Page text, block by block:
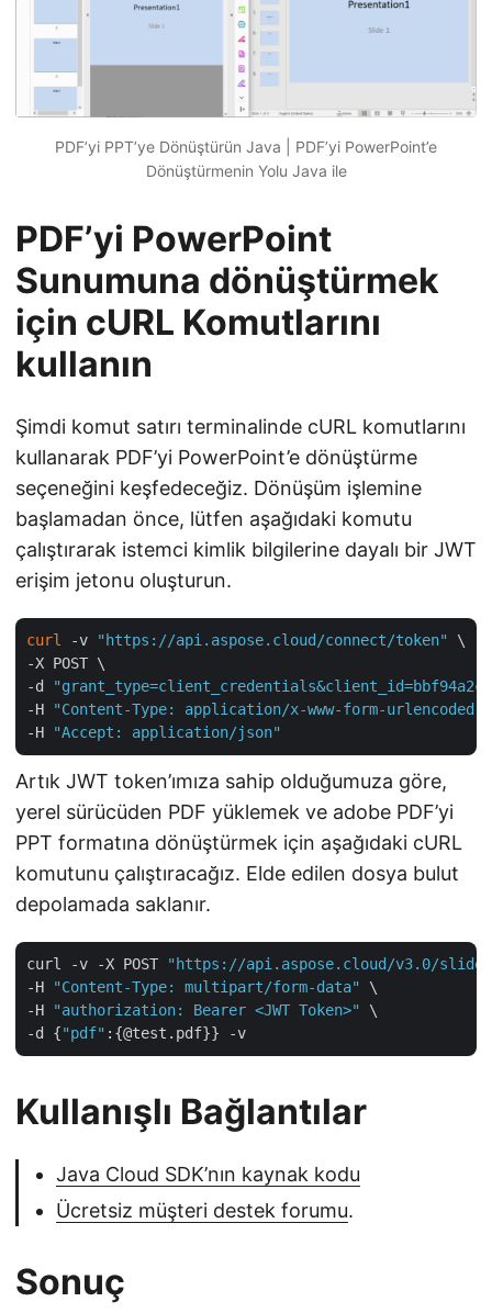
PDF’yi PPT’ye Dönüştürün Java | PDF’yi PowerPoint’e
Dönüştürmenin Yolu Java ile
PDF’yi PowerPoint
Sunumuna dönüştürmek
için cURL Komutlarını
kullanın
Şimdi komut satırı terminalinde cURL komutlarını
kullanarak PDF’yi PowerPoint’e dönüştürme
seçeneğini keşfedeceğiz. Dönüşüm işlemine
başlamadan önce, lütfen aşağıdaki komutu
çalıştırarak istemci kimlik bilgilerine dayalı bir JWT
erişim jetonu oluşturun.
curl -v "https://api.aspose.cloud/connect/token"
\
-X POST \
-d
"grant_type=client_credentials&client_id=bbf94a2c-
-H
"Content-Type: application/x-www-form-urlencoded"
-H
"Accept: application/json"
Artık JWT token’ımıza sahip olduğumuza göre,
yerel sürücüden PDF yüklemek ve adobe PDF’yi
PPT formatına dönüştürmek için aşağıdaki cURL
komutunu çalıştıracağız. Elde edilen dosya bulut
depolamada saklanır.
curl -v -X POST
"https://api.aspose.cloud/v3.0/
-H
"Content-Type: multipart/form-data"
\
-H
"authorization: Bearer <JWT Token>"
\
-d {"pdf"
Kullanışlı Bağlantılar
Java Cloud SDK’nın kaynak kodu
Ücretsiz müşteri destek forumu.
Sonuç